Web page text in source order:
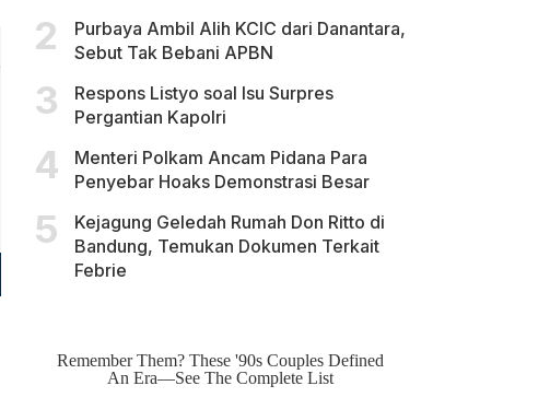
Purbaya Ambil Alih KCIC dari Danantara,
Sebut Tak Bebani APBN
Respons Listyo soal Isu Surpres
Pergantian Kapolri
Menteri Polkam Ancam Pidana Para
Penyebar Hoaks Demonstrasi Besar
Kejagung Geledah Rumah Don Ritto di
Bandung, Temukan Dokumen Terkait
Febrie